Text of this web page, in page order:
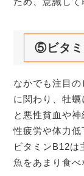
⑤ビタ
なかでも注目
に関わり、牡
と悪性貧血や
性疲労や体力低
ビタミンB12は
魚をあまり食べ